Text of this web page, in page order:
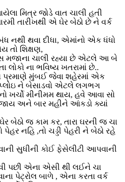
મિત્ર જોડે વાત ચાલી હતી
તારીખથી એ ઘેર બેઠો છે ને વર્ક
નથી થવા દીધા, એમાંનો એક ધંધો
તો શિક્ષણ,
ચાલી રહ્યા છે એટલે આ બે
લોકો ના ભવિષ્ય ખતરામાં છે..
પ્રમાણે મુંબઈ જેવા શહેરમાં એક
ને બેસાડવો એટલે લગભગ
ખર્ચો મીનીમમ થાય, હવે આવા સો
અને બાર મહીને આંકડો ક્યાં
બેઠો જ કામ કર, તારા ઘરની જ ચા
નહિ ,તો ચડ્ડી પેહરી ને બેઠો રહે
સુધીની કોઈ ફેસેલીટી આપવાની
પછી એના એસી થી લઈને ચા
પેટ્રોલ બાળે , એના કરતા વર્ક